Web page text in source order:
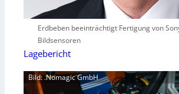
Erdbeben beeinträchtigt Fertigung von
Bildsensoren
Lagebericht
Bild: .Nomagic GmbH